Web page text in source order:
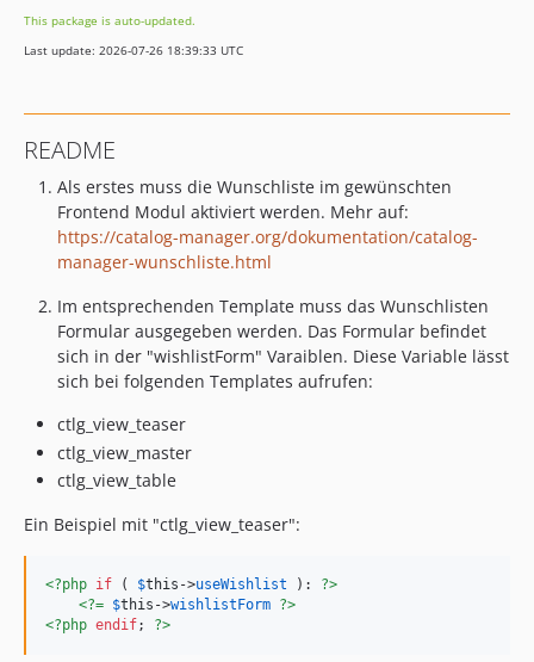
v2.0.1
v2.0.0
v1.0.3
v1.0.2
v1.0.1
v1.0.0
dev-next
This package is auto-updated.
Last update: 2026-07-26 18:39:33 UTC
README
Als erstes muss die Wunschliste im gewünschten
Frontend Modul aktiviert werden. Mehr auf:
https://catalog-manager.org/dokumentation/catalog-
manager-wunschliste.html
Im entsprechenden Template muss das Wunschlisten
Formular ausgegeben werden. Das Formular befindet
sich in der "wishlistForm" Varaiblen. Diese Variable lässt
sich bei folgenden Templates aufrufen:
ctlg_view_teaser
ctlg_view_master
ctlg_view_table
Ein Beispiel mit "ctlg_view_teaser":
<?php if ( $this ->useWishlist ): ?>
<?= $this ->wishlistForm ?>
<?php endif; ?>